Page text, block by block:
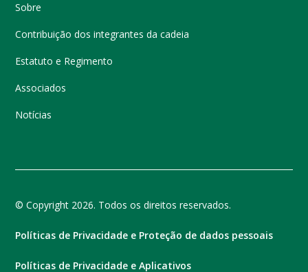
Sobre
Contribuição dos integrantes da cadeia
Estatuto e Regimento
Associados
Notícias
© Copyright 2026. Todos os direitos reservados.
Políticas de Privacidade e Proteção de dados pessoais
Políticas de Privacidade e Aplicativos